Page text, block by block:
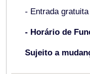
- Entrada gratuita
- Horário de
Sujeito a